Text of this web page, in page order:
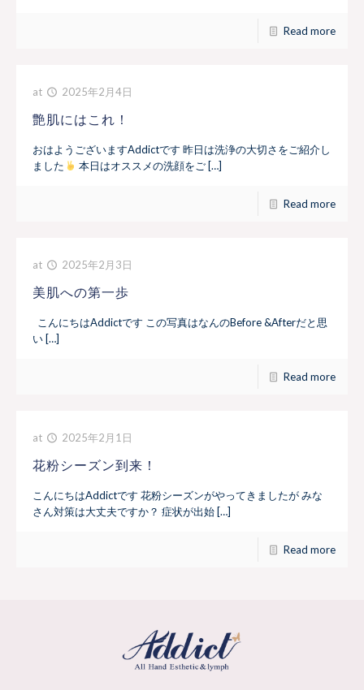
Read more
at 2025年2月4日
艶肌にはこれ！
おはようございますAddictです 昨日は洗浄の大切さをご紹介し
ました
本日はオススメの洗顔をご […]
Read more
at 2025年2月3日
美肌への第一歩
こんにちはAddictです この写真はなんのBefore &Afterだと思
い […]
Read more
at 2025年2月1日
花粉シーズン到来！
こんにちはAddictです 花粉シーズンがやってきましたが みな
さん対策は大丈夫ですか？ 症状が出始 […]
Read more